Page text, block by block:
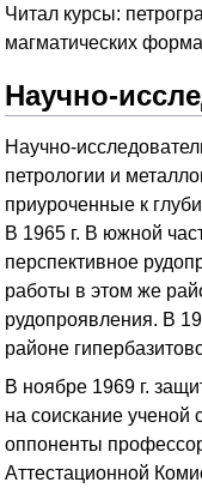
Читал курсы:
магматических
Научно-
Научно-
петрологии и
приуроченные к
В 1965 г. В южной
перспективное
работы в этом же
рудопроявления. В
районе
В ноябре 1969 г.
на соискание ученой
оппоненты
Аттестационной